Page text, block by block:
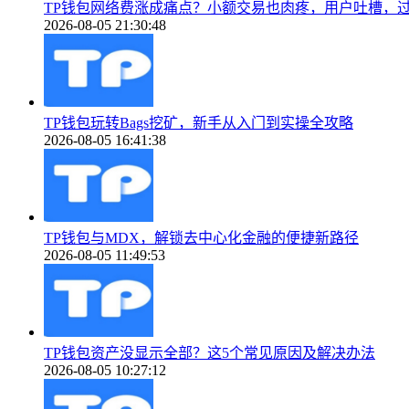
TP钱包网络费涨成痛点？小额交易也肉疼，用户吐槽，
2026-08-05 21:30:48
TP钱包玩转Bags挖矿，新手从入门到实操全攻略
2026-08-05 16:41:38
TP钱包与MDX，解锁去中心化金融的便捷新路径
2026-08-05 11:49:53
TP钱包资产没显示全部？这5个常见原因及解决办法
2026-08-05 10:27:12